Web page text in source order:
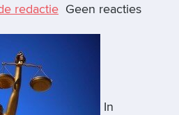
redactie Geen reacties
In